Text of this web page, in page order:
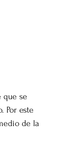
que se
Por este
de la